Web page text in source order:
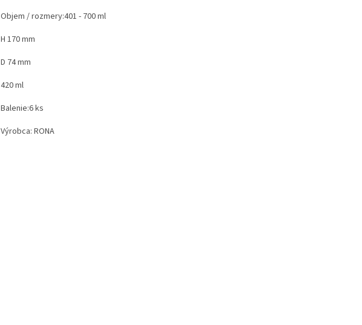
Objem / rozmery:401 - 700 ml
H 170 mm
D 74 mm
420 ml
Balenie:6 ks
Výrobca: RONA